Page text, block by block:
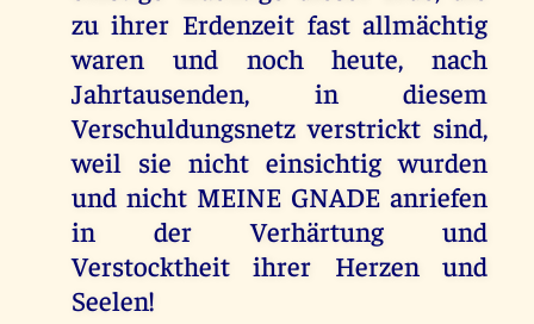
zu ihrer Erdenzeit fast allmächtig
waren und noch heute, nach
Jahrtausenden, in diesem
Verschuldungsnetz verstrickt sind,
weil sie nicht einsichtig wurden
und nicht MEINE GNADE anriefen
in der Verhärtung und
Verstocktheit ihrer Herzen und
Seelen!